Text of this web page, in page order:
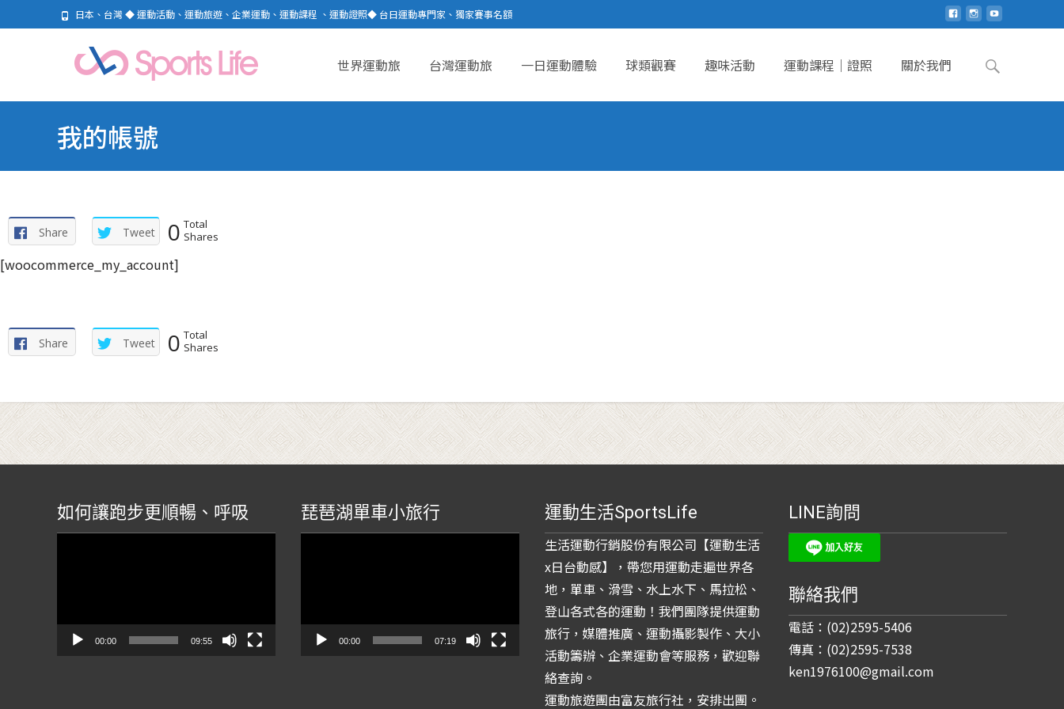
日本、台灣 ◆ 運動活動、運動旅遊、企業運動、運動課程 、運動證照◆ 台日運動專門家、獨家賽事名額
世界運動旅 台灣運動旅 一日運動體驗 球類觀賽 趣味活動 運動課程｜證照 關於我們
Search
我的帳號
Share Tweet 0 Total
Shares
[woocommerce_my_account]
Share Tweet 0 Total
Shares
如何讓跑步更順暢、呼吸
00:00 09:55
琵琶湖單車小旅行
00:00 07:19
運動生活SportsLife
生活運動行銷股份有限公司【運動生活
x日台動感】，帶您用運動走遍世界各
地，單車、滑雪、水上水下、馬拉松、
登山各式各的運動！我們團隊提供運動
旅行，媒體推廣、運動攝影製作、大小
活動籌辦、企業運動會等服務，歡迎聯
絡查詢。
運動旅遊團由富友旅行社，安排出團。
LINE詢問
聯絡我們
電話：(02)2595-5406
傳真：(02)2595-7538
ken1976100@gmail.com